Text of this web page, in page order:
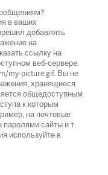
в ваших
добавлять
на
ссылку на
веб-сервере.
my-picture.gif. Вы не
хранящиеся
общедоступным
к которым
на почтовые
сайты и т.
используйте в